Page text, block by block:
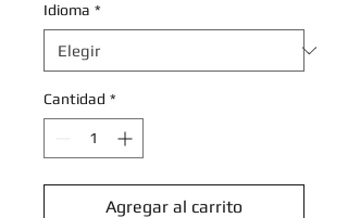
Idioma *
Cantidad *
Agregar al carrito